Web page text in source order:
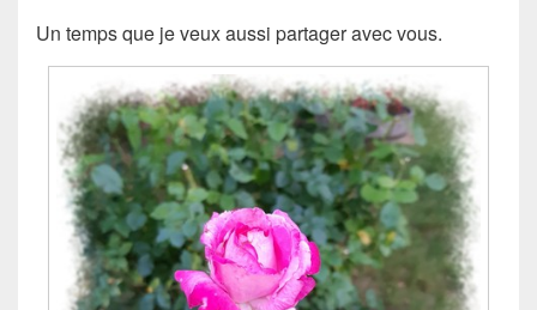
Un temps que je veux aussi partager avec vous.